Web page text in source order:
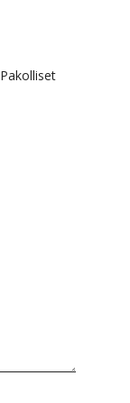
Pakolliset